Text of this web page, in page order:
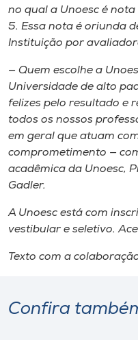
no qual a Unoesc é
5. Essa nota é oriunda
Instituição por
— Quem escolhe a
Universidade de alto
felizes pelo resultado e
todos os nossos
em geral que atuam
comprometimento —
acadêmica da Unoesc,
Gadler.
A Unoesc está com
vestibular e seletivo.
Texto com a
Confira